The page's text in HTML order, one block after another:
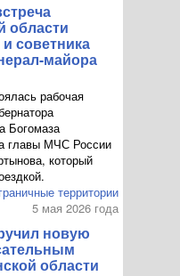
области
советника
майора
рабочая
Богомаза
главы МЧС России
который
территории
5 мая 2026 года
новую
области